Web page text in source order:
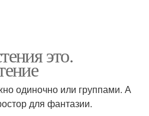
это.
одиночно или группами. А
для фантазии.